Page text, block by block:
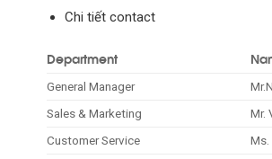
Chi tiết contact
Department
General Manager
Sales & Marketing
Mr.
Customer Service
Ms.